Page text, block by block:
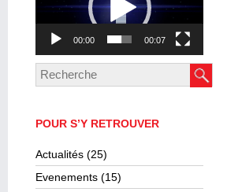
00:00 00:07
POUR S’Y RETROUVER
Actualités (25)
Evenements (15)